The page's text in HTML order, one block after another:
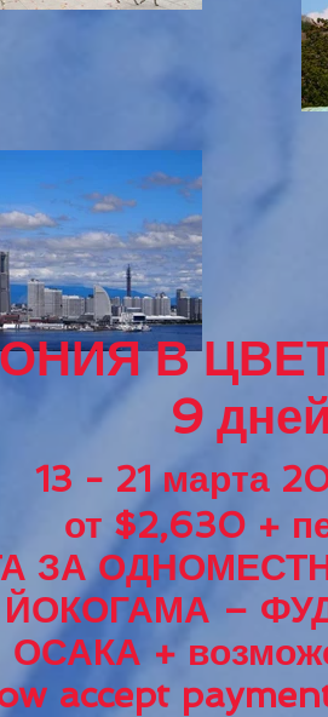
В
9 дней
13 - 21 марта
от $2,630 +
ЗА ОД
–
ОСАКА +
accept